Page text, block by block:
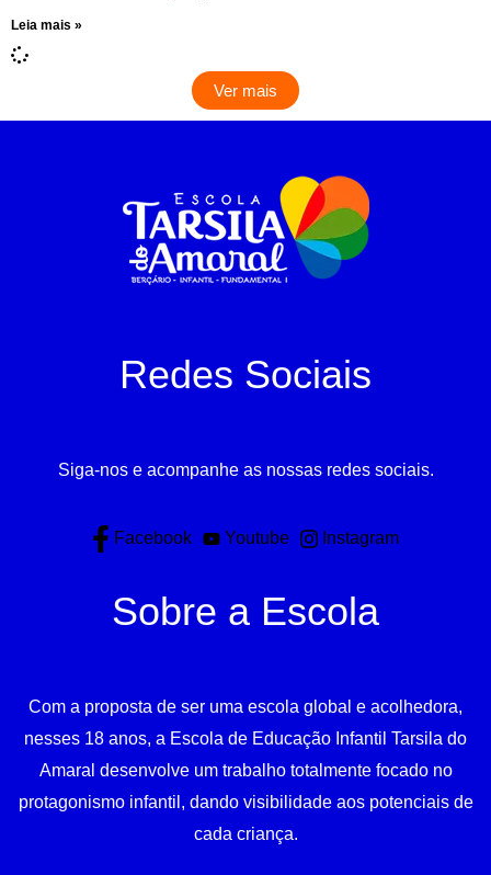
Leia mais »
Ver mais
Redes Sociais
Siga-nos e acompanhe as nossas redes sociais.
Facebook Youtube Instagram
Sobre a Escola
Com a proposta de ser uma escola global e acolhedora,
nesses 18 anos, a Escola de Educação Infantil Tarsila do
Amaral desenvolve um trabalho totalmente focado no
protagonismo infantil, dando visibilidade aos potenciais de
cada criança.